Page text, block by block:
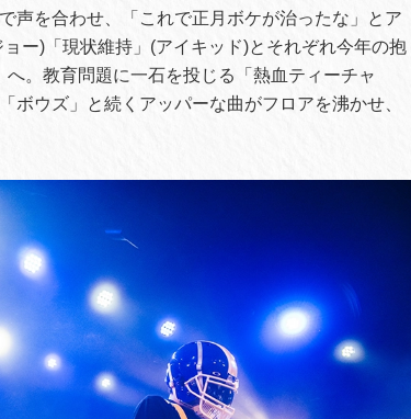
声を合わせ、「これで正月ボケが治ったな」とア
ー)「現状維持」(アイキッド)とそれぞれ今年の抱
。教育問題に一石を投じる「熱血ティーチャ
ボウズ」と続くアッパーな曲がフロアを沸かせ、